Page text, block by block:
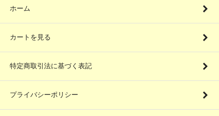
ホーム
カートを見る
特定商取引法に基づく表記
プライバシーポリシー